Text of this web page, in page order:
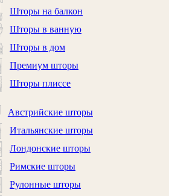
Шторы на балкон
Шторы в ванную
Шторы в дом
Премиум шторы
Шторы плиссе
Австрийские шторы
Итальянские шторы
Лондонские шторы
Римские шторы
Рулонные шторы